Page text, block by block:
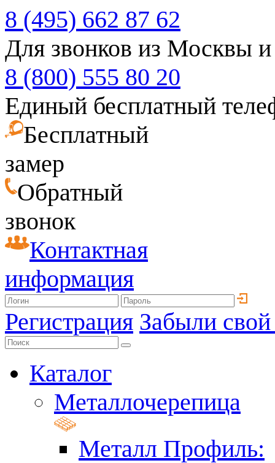
8 (495) 662 87 62
Для звонков из Москвы
8 (800) 555 80 20
Единый бесплатный
Бесплатный
замер
Обратный
звонок
Контактная
информация
Регистрация Забыли
Каталог
Металлочерепица
Металл Профиль: